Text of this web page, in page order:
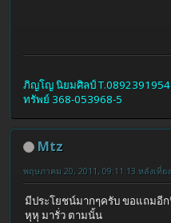
ภิญโญ นิยมศิลป์
ทรัพย์ 368-053968-5
Mtz
พฤษภาคม 20, 2011, 09:11:13 หลังเที่ยง
มีประโยชน์มากๆครับ ขอแถมอีก
หุหุ มารั่ว ตามนั้น